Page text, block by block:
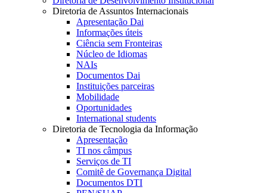
Diretoria de Assuntos Internacionais
Apresentação Dai
Informações úteis
Ciência sem Fronteiras
Núcleo de Idiomas
NAIs
Documentos Dai
Instituições parceiras
Mobilidade
Oportunidades
International students
Diretoria de Tecnologia da Informação
Apresentação
TI nos câmpus
Serviços de TI
Comitê de Governança Digital
Documentos DTI